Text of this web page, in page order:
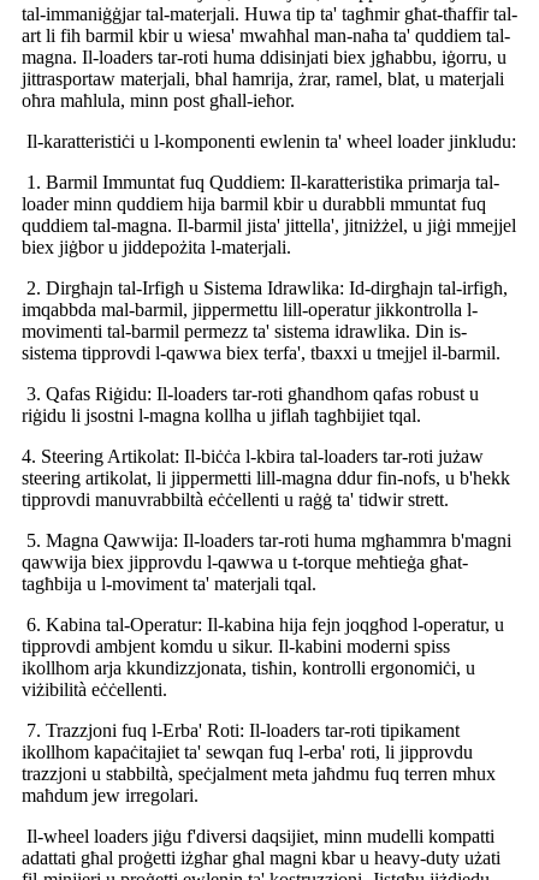
tal-immaniġġjar tal-materjali. Huwa tip ta' tagħmir għat-tħaffir tal-
art li fih barmil kbir u wiesa' mwaħħal man-naħa ta' quddiem tal-
magna. Il-loaders tar-roti huma ddisinjati biex jgħabbu, iġorru, u
jittrasportaw materjali, bħal ħamrija, żrar, ramel, blat, u materjali
oħra maħlula, minn post għall-ieħor.
Il-karatteristiċi u l-komponenti ewlenin ta' wheel loader jinkludu:
1. Barmil Immuntat fuq Quddiem: Il-karatteristika primarja tal-
loader minn quddiem hija barmil kbir u durabbli mmuntat fuq
quddiem tal-magna. Il-barmil jista' jittella', jitniżżel, u jiġi mmejjel
biex jiġbor u jiddepożita l-materjali.
2. Dirgħajn tal-Irfigħ u Sistema Idrawlika: Id-dirgħajn tal-irfigħ,
imqabbda mal-barmil, jippermettu lill-operatur jikkontrolla l-
movimenti tal-barmil permezz ta' sistema idrawlika. Din is-
sistema tipprovdi l-qawwa biex terfa', tbaxxi u tmejjel il-barmil.
3. Qafas Riġidu: Il-loaders tar-roti għandhom qafas robust u
riġidu li jsostni l-magna kollha u jiflaħ tagħbijiet tqal.
4. Steering Artikolat: Il-biċċa l-kbira tal-loaders tar-roti jużaw
steering artikolat, li jippermetti lill-magna ddur fin-nofs, u b'hekk
tipprovdi manuvrabbiltà eċċellenti u raġġ ta' tidwir strett.
5. Magna Qawwija: Il-loaders tar-roti huma mgħammra b'magni
qawwija biex jipprovdu l-qawwa u t-torque meħtieġa għat-
tagħbija u l-moviment ta' materjali tqal.
6. Kabina tal-Operatur: Il-kabina hija fejn joqgħod l-operatur, u
tipprovdi ambjent komdu u sikur. Il-kabini moderni spiss
ikollhom arja kkundizzjonata, tisħin, kontrolli ergonomiċi, u
viżibilità eċċellenti.
7. Trazzjoni fuq l-Erba' Roti: Il-loaders tar-roti tipikament
ikollhom kapaċitajiet ta' sewqan fuq l-erba' roti, li jipprovdu
trazzjoni u stabbiltà, speċjalment meta jaħdmu fuq terren mhux
maħdum jew irregolari.
Il-wheel loaders jiġu f'diversi daqsijiet, minn mudelli kompatti
adattati għal proġetti iżgħar għal magni kbar u heavy-duty użati